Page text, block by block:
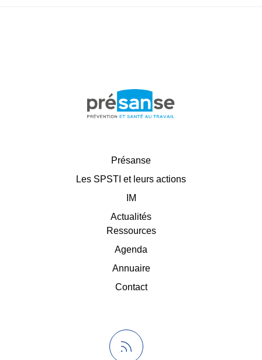
Présanse
Les SPSTI et leurs actions
IM
Actualités
Ressources
Agenda
Annuaire
Contact